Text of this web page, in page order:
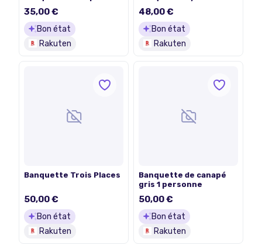
35,00 €
Bon état
Rakuten
48,00 €
Bon état
Rakuten
Banquette Trois Places
50,00 €
Bon état
Rakuten
Banquette de canapé
gris 1 personne
50,00 €
Bon état
Rakuten